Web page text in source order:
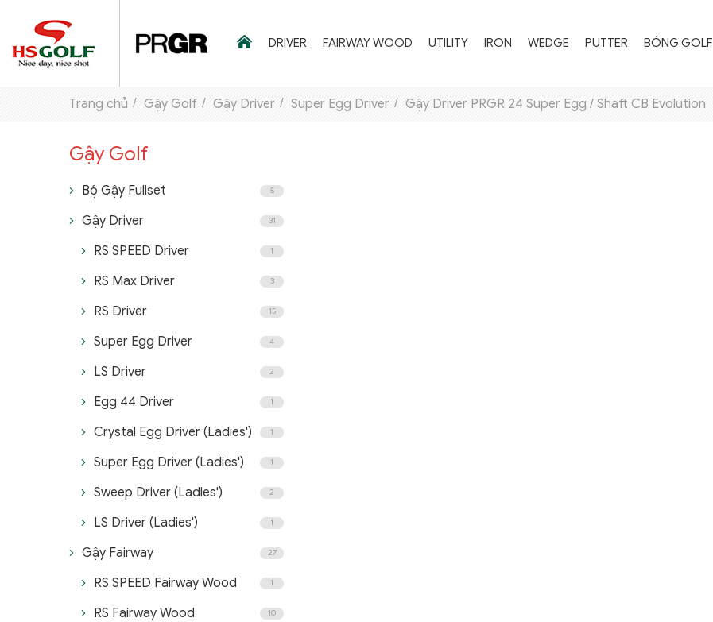
THƯƠNG HIỆU
PHỤ KIỆN GOLF
ĐẠI SỨ THƯƠNG HIỆU
DRIVER FAIRWAY WOOD UTILITY IRON WEDGE PUTTER BÓNG GOLF
Trang chủ Gậy Golf Gậy Driver Super Egg Driver Gậy Driver PRGR 24 Super Egg / Shaft CB Evolution
Gậy Golf
Bộ Gậy Fullset 5
Gậy Driver 31
RS SPEED Driver 1
RS Max Driver 3
RS Driver 15
Super Egg Driver 4
LS Driver 2
Egg 44 Driver 1
Crystal Egg Driver (Ladies') 1
Super Egg Driver (Ladies') 1
Sweep Driver (Ladies') 2
LS Driver (Ladies') 1
Gậy Fairway 27
RS SPEED Fairway Wood 1
RS Fairway Wood 10